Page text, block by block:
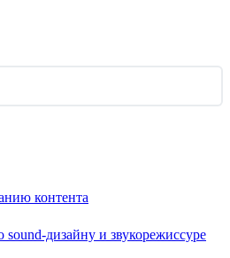
контента
sound-дизайну и звукорежиссуре